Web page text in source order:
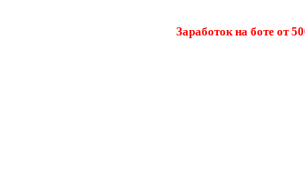
Заработок на боте от